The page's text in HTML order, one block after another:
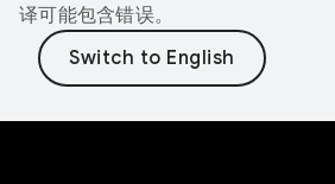
译可能包含错误。